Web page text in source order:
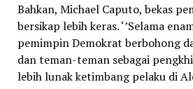
Bahkan, Michael Caputo, bekas
bersikap lebih keras. ‘’Selama
pemimpin Demokrat berbohong
dan teman-teman sebagai
lebih lunak ketimbang pelaku di